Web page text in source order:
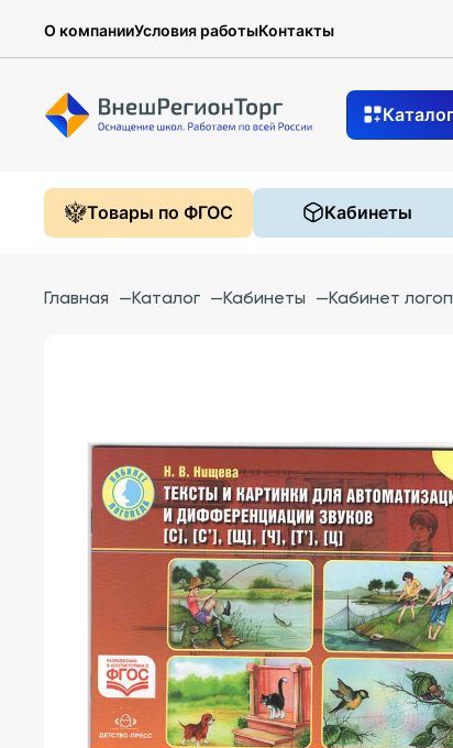
О компанииУсловия работыКонтакты
Каталог
Товары по ФГОС Кабинеты
Главная —Каталог —Кабинеты —Кабинет